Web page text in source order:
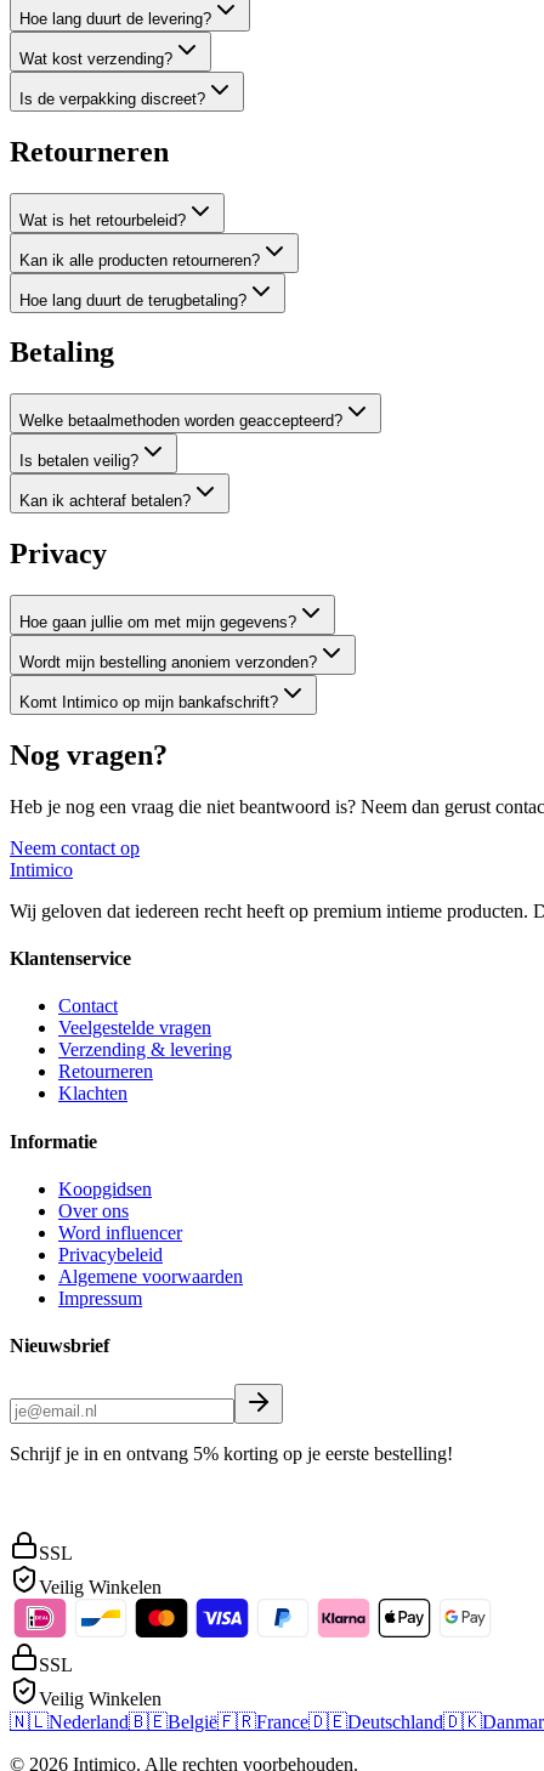
Hoe lang duurt de levering?
Wat kost verzending?
Is de verpakking discreet?
Retourneren
Wat is het retourbeleid?
Kan ik alle producten retourneren?
Hoe lang duurt de terugbetaling?
Betaling
Welke betaalmethoden worden geaccepteerd?
Is betalen veilig?
Kan ik achteraf betalen?
Privacy
Hoe gaan jullie om met mijn gegevens?
Wordt mijn bestelling anoniem verzonden?
Komt Intimico op mijn bankafschrift?
Nog vragen?
Heb je nog een vraag die niet beantwoord is? Neem dan gerust
Neem contact op
Intimico
Wij geloven dat iedereen recht heeft op premium intieme producten.
Klantenservice
Contact
Veelgestelde vragen
Verzending & levering
Retourneren
Klachten
Informatie
Koopgidsen
Over ons
Word influencer
Privacybeleid
Algemene voorwaarden
Impressum
Nieuwsbrief
Schrijf je in en ontvang 5% korting op je eerste bestelling!
SSL
Veilig Winkelen
SSL
Veilig Winkelen
🇳🇱Nederland🇧🇪België🇫🇷France🇩🇪Deutschland🇩🇰
© 2026 Intimico. Alle rechten voorbehouden.